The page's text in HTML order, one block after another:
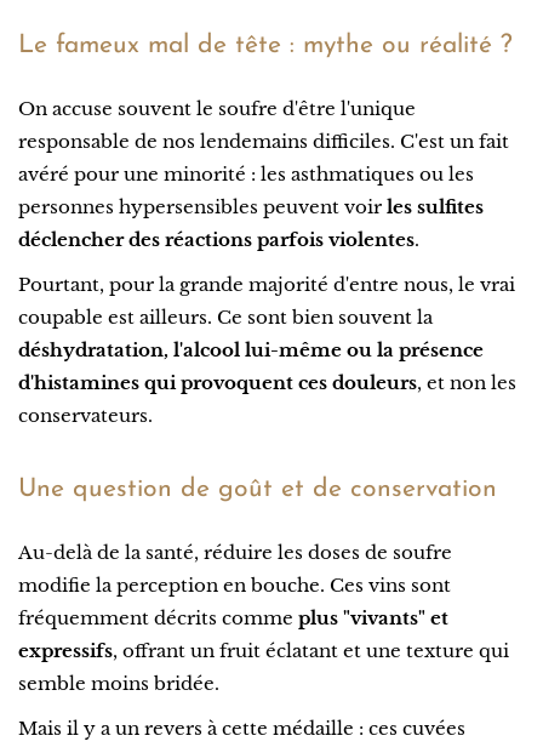
Le fameux mal de tête : mythe ou réalité ?
On accuse souvent le soufre d'être l'unique
responsable de nos lendemains difficiles. C'est un fait
avéré pour une minorité : les asthmatiques ou les
personnes hypersensibles peuvent voir les sulfites
déclencher des réactions parfois violentes.
Pourtant, pour la grande majorité d'entre nous, le vrai
coupable est ailleurs. Ce sont bien souvent la
déshydratation, l'alcool lui-même ou la présence
d'histamines qui provoquent ces douleurs, et non les
conservateurs.
Une question de goût et de conservation
Au-delà de la santé, réduire les doses de soufre
modifie la perception en bouche. Ces vins sont
fréquemment décrits comme plus "vivants" et
expressifs, offrant un fruit éclatant et une texture qui
semble moins bridée.
Mais il y a un revers à cette médaille : ces cuvées